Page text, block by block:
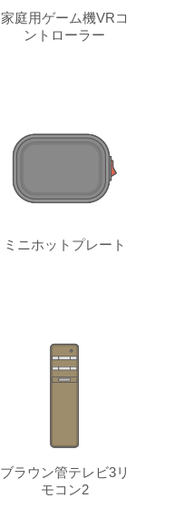
家庭用ゲーム機VRコ
ントローラー
ミニホットプレート
ブラウン管テレビ3リ
モコン2